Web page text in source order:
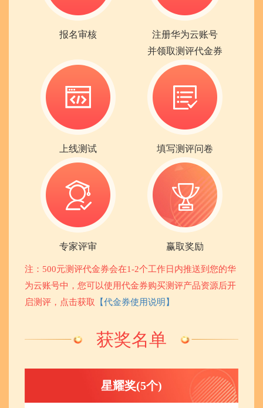
报名审核
注册华为云账号
并领取测评代金券
上线测试 填写测评问卷
专家评审 赢取奖励
注：500元测评代金券会在1-2个工作日内推送到您的华
为云账号中，您可以使用代金券购买测评产品资源后开
启测评，点击获取
【代金券使用说明】
获奖名单
星耀奖(5个)